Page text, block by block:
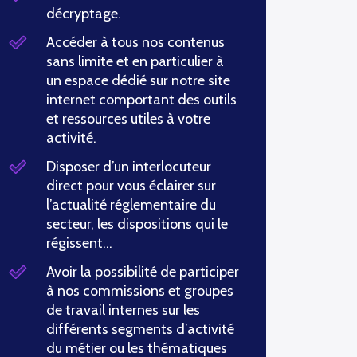
décryptage.
Accéder à tous nos contenus
sans limite et en particulier à
un espace dédié sur notre site
internet comportant des outils
et ressources utiles à votre
activité.
Disposer d’un interlocuteur
direct pour vous éclairer sur
l’actualité réglementaire du
secteur, les dispositions qui le
régissent…
Avoir la possibilité de participer
à nos commissions et groupes
de travail internes sur les
différents segments d’activité
du métier ou les thématiques